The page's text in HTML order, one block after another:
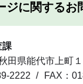
ジに関するお
課
田県能代市上町
2222
FAX：